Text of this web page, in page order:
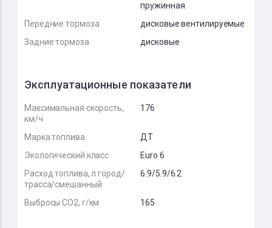
пружинная
Передние тормоза
дисковые вентилируемые
Задние тормоза
дисковые
Эксплуатационные показатели
Максимальная скорость,
км/ч
176
Марка топлива
ДТ
Экологический класс
Euro 6
Расход топлива, л город/
трасса/смешанный
6.9/5.9/6.2
Выбросы CO2, г/км 165